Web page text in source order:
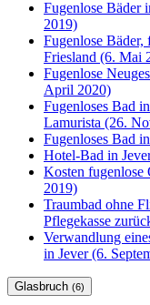
Fugenlose Bäder
2019)
Fugenlose Bäder,
Friesland (6. Mai
Fugenlose
April 2020)
Fugenloses Bad
Lamurista (26.
Fugenloses Bad
Hotel-Bad in
Kosten fugenlose
2019)
Traumbad ohne
Pflegekasse
Verwandlung
in Jever (6.
Glasbruch (6)